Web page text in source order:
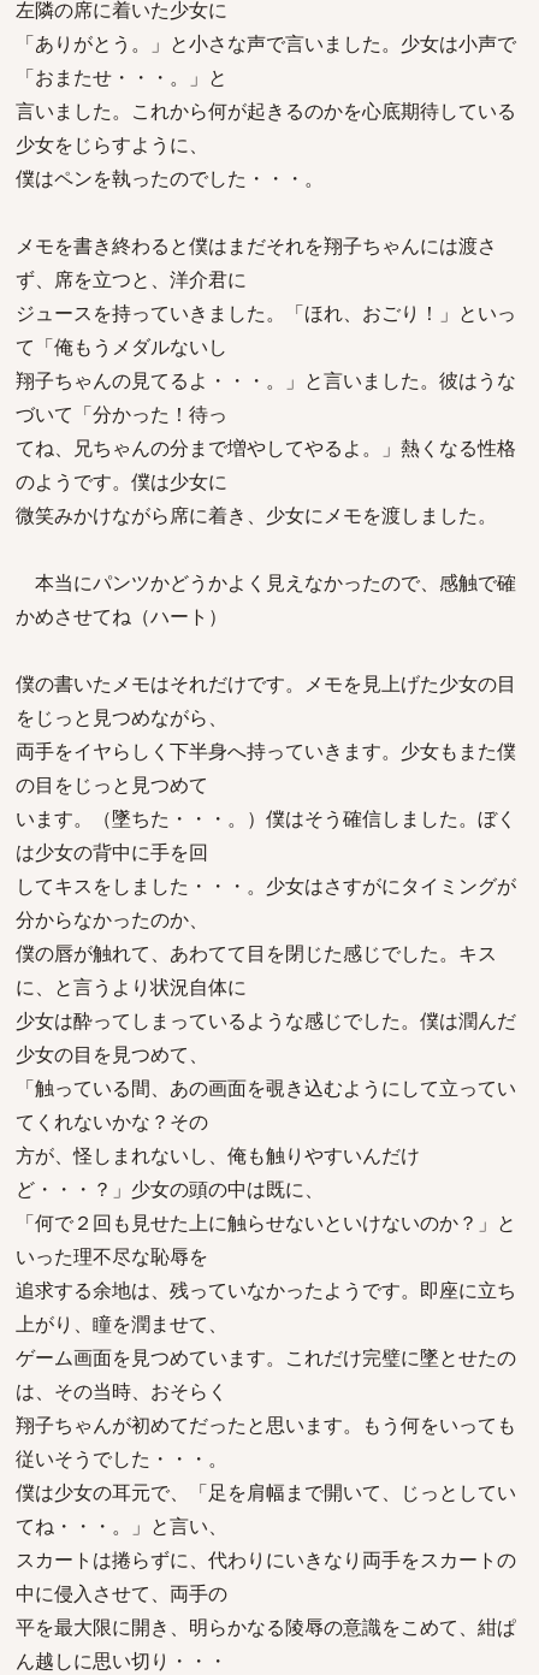
左隣の席に着いた少女に
「ありがとう。」と小さな声で言いました。少女は小声で
「おまたせ・・・。」と
言いました。これから何が起きるのかを心底期待している
少女をじらすように、
僕はペンを執ったのでした・・・。
メモを書き終わると僕はまだそれを翔子ちゃんには渡さ
ず、席を立つと、洋介君に
ジュースを持っていきました。「ほれ、おごり！」といっ
て「俺もうメダルないし
翔子ちゃんの見てるよ・・・。」と言いました。彼はうな
づいて「分かった！待っ
てね、兄ちゃんの分まで増やしてやるよ。」熱くなる性格
のようです。僕は少女に
微笑みかけながら席に着き、少女にメモを渡しました。
本当にパンツかどうかよく見えなかったので、感触で確
かめさせてね（ハート）
僕の書いたメモはそれだけです。メモを見上げた少女の目
をじっと見つめながら、
両手をイヤらしく下半身へ持っていきます。少女もまた僕
の目をじっと見つめて
います。（墜ちた・・・。）僕はそう確信しました。ぼく
は少女の背中に手を回
してキスをしました・・・。少女はさすがにタイミングが
分からなかったのか、
僕の唇が触れて、あわてて目を閉じた感じでした。キス
に、と言うより状況自体に
少女は酔ってしまっているような感じでした。僕は潤んだ
少女の目を見つめて、
「触っている間、あの画面を覗き込むようにして立ってい
てくれないかな？その
方が、怪しまれないし、俺も触りやすいんだけ
ど・・・？」少女の頭の中は既に、
「何で２回も見せた上に触らせないといけないのか？」と
いった理不尽な恥辱を
追求する余地は、残っていなかったようです。即座に立ち
上がり、瞳を潤ませて、
ゲーム画面を見つめています。これだけ完璧に墜とせたの
は、その当時、おそらく
翔子ちゃんが初めてだったと思います。もう何をいっても
従いそうでした・・・。
僕は少女の耳元で、「足を肩幅まで開いて、じっとしてい
てね・・・。」と言い、
スカートは捲らずに、代わりにいきなり両手をスカートの
中に侵入させて、両手の
平を最大限に開き、明らかなる陵辱の意識をこめて、紺ぱ
ん越しに思い切り・・・